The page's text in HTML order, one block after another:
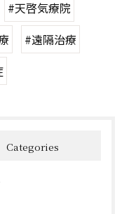
#天啓気療院
#遠隔治療
Categories